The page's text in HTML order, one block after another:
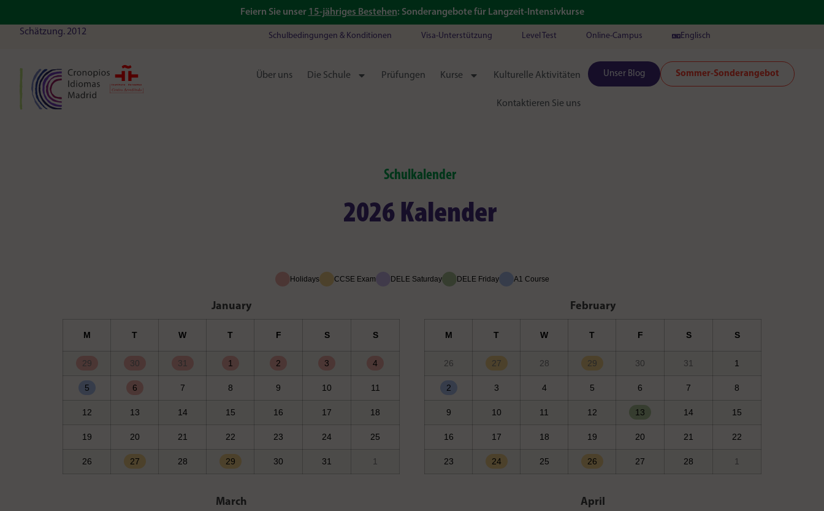
Feiern Sie unser 15-jähriges Bestehen: Sonderangebote für Langzeit-Intensivkurse
Schätzung. 2012
Schulbedingungen & Konditionen Visa-Unterstützung Level Test Online-Campus Englisch
Über uns Die Schule Prüfungen Kurse Kulturelle Aktivitäten
Kontaktieren Sie uns
Unser Blog Sommer-Sonderangebot
Schulkalender
2026 Kalender
Holidays CCSE Exam DELE Saturday DELE Friday A1 Course
January
M T W T F S S
29 30 31 1 2 3 4
5 6 7 8 9 10 11
12 13 14 15 16 17 18
19 20 21 22 23 24 25
26 27 28 29 30 31 1
February
M T W T F S S
26 27 28 29 30 31 1
2 3 4 5 6 7 8
9 10 11 12 13 14 15
16 17 18 19 20 21 22
23 24 25 26 27 28 1
March April